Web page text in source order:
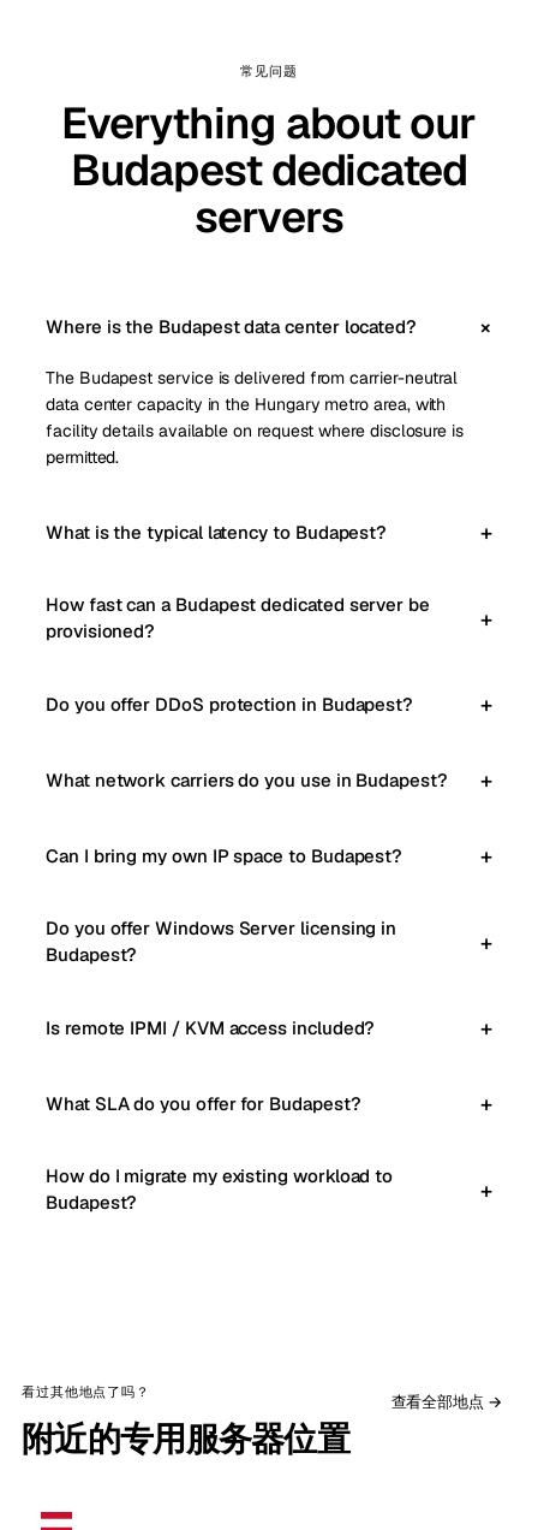
常见问题
Everything about our
Budapest dedicated
servers
Where is the Budapest data center located?
The Budapest service is delivered from carrier-neutral
data center capacity in the Hungary metro area, with
facility details available on request where disclosure is
permitted.
What is the typical latency to Budapest?
How fast can a Budapest dedicated server be
provisioned?
Do you offer DDoS protection in Budapest?
What network carriers do you use in Budapest?
Can I bring my own IP space to Budapest?
Do you offer Windows Server licensing in
Budapest?
Is remote IPMI / KVM access included?
What SLA do you offer for Budapest?
How do I migrate my existing workload to
Budapest?
看过其他地点了吗？
附近的专用服务器位置
查看全部地点 →